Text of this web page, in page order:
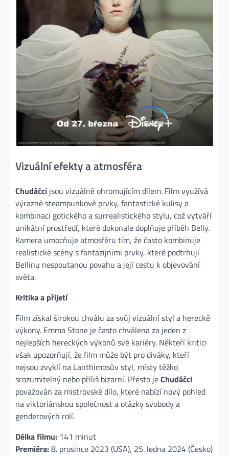
Vizuální efekty a atmosféra
Chudáčci jsou vizuálně ohromujícím dílem. Film využívá
výrazné steampunkové prvky, fantastické kulisy a
kombinaci gotického a surrealistického stylu, což vytváří
unikátní prostředí, které dokonale doplňuje příběh Belly.
Kamera umocňuje atmosféru tím, že často kombinuje
realistické scény s fantazijními prvky, které podtrhují
Bellinu nespoutanou povahu a její cestu k objevování
světa​.
Kritika a přijetí
Film získal širokou chválu za svůj vizuální styl a herecké
výkony. Emma Stone je často chválena za jeden z
nejlepších hereckých výkonů své kariéry. Někteří kritici
však upozorňují, že film může být pro diváky, kteří
nejsou zvyklí na Lanthimosův styl, místy těžko
srozumitelný nebo příliš bizarní. Přesto jeChudáčci
považován za mistrovské dílo, které nabízí nový pohled
na viktoriánskou společnost a otázky svobody a
genderových rolí​.
Délka filmu: 141 minut
Premiéra:8. prosince 2023 (USA), 25. ledna 2024 (Česko)